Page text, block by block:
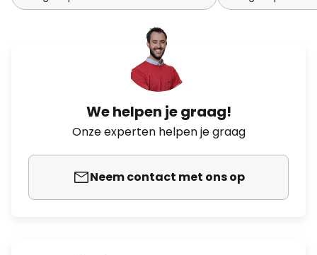
We helpen je graag!
Onze experten helpen je graag
Neem contact met ons op